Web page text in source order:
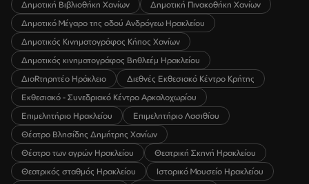
Δημοτική Βιβλιοθήκη Χανίων
Δημοτική Πινακοθήκη Χανίων
Δημοτικό Μέγαρο της οδού Ανδρόγεω Ηρακλείου
Δημοτικός Κινηματογράφος Κήπος Χανίων
Δημοτικός κινηματογράφος Βηθλεέμ Ηρακλείου
ΔιαRτηρητέο Ηράκλειο
Διεθνές Εκθεσιακό Κέντρο Κρήτης
Εκθεσιακό - Συνεδριακό Κέντρο Αρκαλοχωρίου
Επιμελητήριο Ηρακλείου
Επιμελητήριο Λασιθίου
Θέατρο Βλησίδης Δημήτρης Χανίων
Θέατρο των αγρών Ηρακλείου
Θεατρική Σκηνή Ηρακλείου
Θεατρικός σταθμός Ηρακλείου
Ιστορικό Μουσείο Ηρακλείου